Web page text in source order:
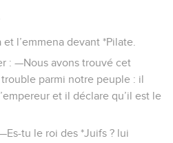
l’emmena devant *Pilate.
: —Nous avons trouvé cet
parmi notre peuple : il
et il déclare qu’il est le
tu le roi des *Juifs ? lui